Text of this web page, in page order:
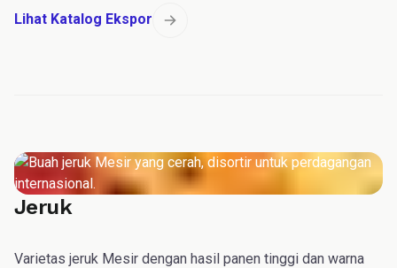
Lihat Katalog Ekspor
Jeruk
Varietas jeruk Mesir dengan hasil panen tinggi dan warna